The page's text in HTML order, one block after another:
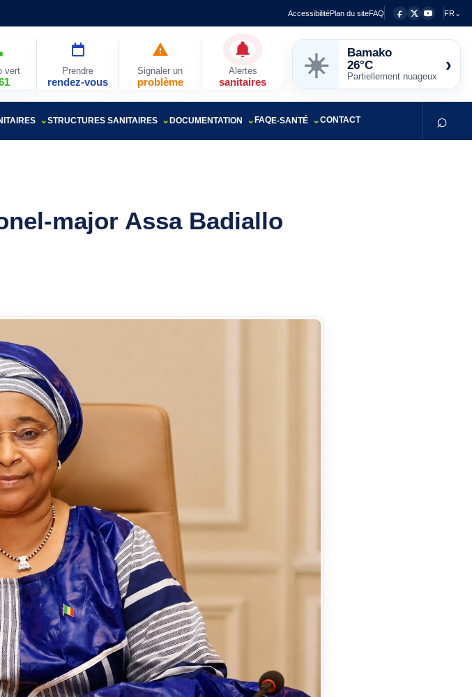
AccessibilitéPlan du siteFAQ FR⌄
vert Prendre
rendez-vous
Signaler un
problème
Alertes
sanitaires
☀️
Bamako
26°C
Partiellement nuageux
›
STRUCTURES SANITAIRES DOCUMENTATION FAQE-SANTÉ CONTACT ⌕
major Assa Badiallo